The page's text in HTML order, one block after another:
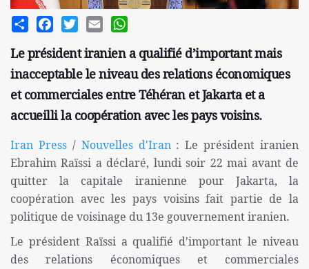
Share FacebookTwitterEmail
Le président iranien a qualifié d’important mais
inacceptable le niveau des relations économiques
et commerciales entre Téhéran et Jakarta et a
accueilli la coopération avec les pays voisins.
Iran Press/ Nouvelles d'Iran: Le président iranien
Ebrahim Raïssi a déclaré, lundi soir 22 mai avant de
quitter la capitale iranienne pour Jakarta, la
coopération avec les pays voisins fait partie de la
politique de voisinage du 13e gouvernement iranien.
Le président Raïssi a qualifié d'important le niveau
des relations économiques et commerciales